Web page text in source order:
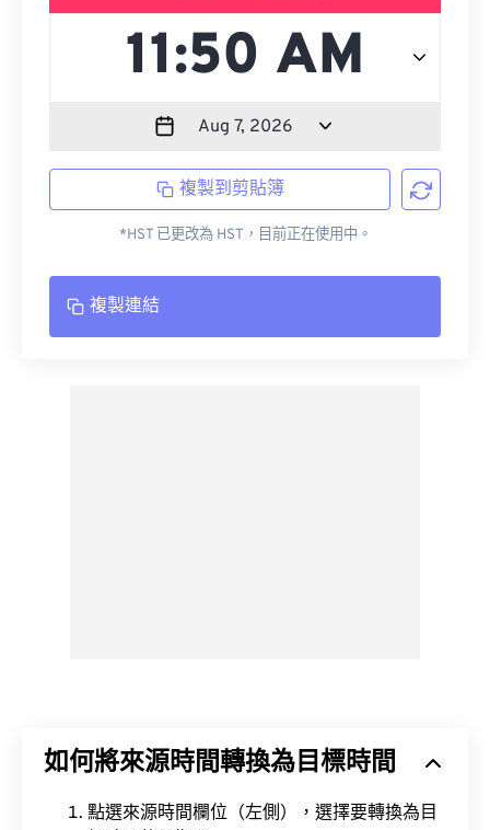
複製到剪貼簿
*HST 已更改為 HST，目前正在使用中。
複製連結
如何將來源時間轉換為目標時間
點選來源時間欄位（左側），選擇要轉換為目